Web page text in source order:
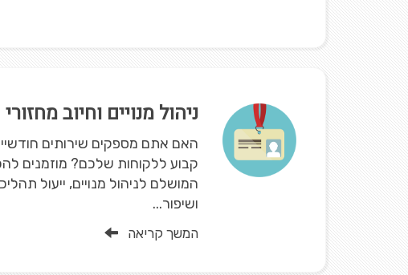
ניהול מנויים וחיוב מחזורי
האם אתם מספקים שירותים
קבוע ללקוחות שלכם? מוזמנים
המושלם לניהול מנויים, ייעול
ושיפור...
המשך קריאה